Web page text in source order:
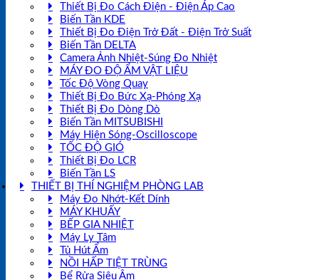
Thiết Bị Đo Cách Điện - Điện Áp Cao
Biến Tần KDE
Thiết Bị Đo Điện Trở Đất - Điện Trở Suất
Biến Tần DELTA
Camera Ảnh Nhiệt-Súng Đo Nhiệt
MÁY ĐO ĐỘ ẨM VẬT LIỆU
Tốc Độ Vòng Quay
Thiết Bị Đo Bức Xạ-Phóng Xạ
Thiết Bị Đo Dòng Dò
Biến Tần MITSUBISHI
Máy Hiện Sóng-Oscilloscope
TỐC ĐỘ GIÓ
Thiết Bị Đo LCR
Biến Tần LS
THIẾT BỊ THÍ NGHIỆM PHÒNG LAB
Máy Đo Nhớt-Kết Dính
MÁY KHUẤY
BẾP GIA NHIỆT
Máy Ly Tâm
Tủ Hút Ẩm
NỒI HẤP TIỆT TRÙNG
Bể Rửa Siêu Âm